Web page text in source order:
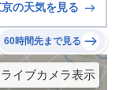
の天気を見る
60時間先まで見る